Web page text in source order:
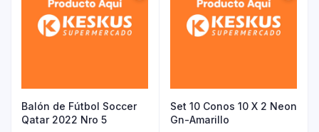
Balón de Fútbol Soccer
Qatar 2022 Nro 5
Set 10 Conos 10 X 2 Neon
Gn-Amarillo